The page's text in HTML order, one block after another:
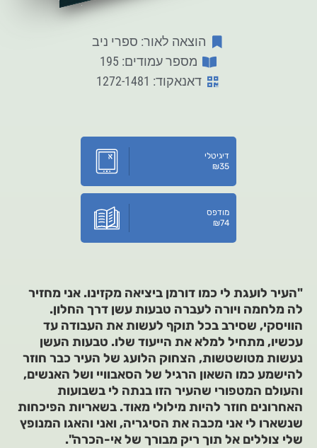
הוצאה לאור: ספרי ניב
מספר עמודים: 195
דאנאקוד: 1272-1481
דיגיטלי
₪35
מודפס
₪74
"העיר לועגת לי כמו דורמן ביציאה מקזינו. אני מחזיר
לה מלחמה ויורה לעברה טבעות עשן דרך החלון.
הוויסקי, שסירב בכל תוקף לעשות את העבודה עד
עכשיו, מתחיל למלא את הייעוד שלו. טבעות העשן
נעשות מטושטשות, הצחוק הלועג של העיר כבר חוזר
להישמע כמו השאון הרגיל של הסאבוויי ושל האנשים,
והעולם המטפורי שהעיר הזו בנתה לי בשבועות
האחרונים חוזר להיות מילולי מאוד. בשאריות הפיכחות
שנשארו לי אני מכבה את הסיגריה, ואני והאגו המנופץ
שלי צוללים אל תוך ריק מבורך של אי-הכרה".